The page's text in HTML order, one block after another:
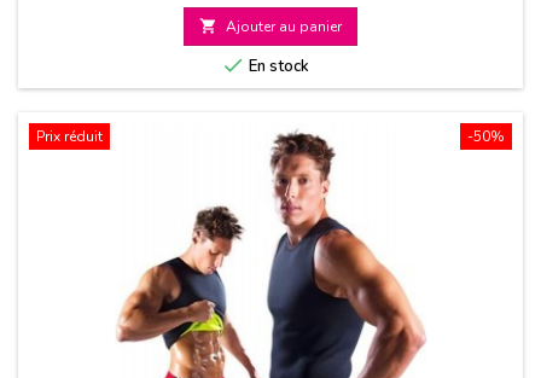
de
base
 Ajouter au panier
 En stock
-50%
Prix réduit